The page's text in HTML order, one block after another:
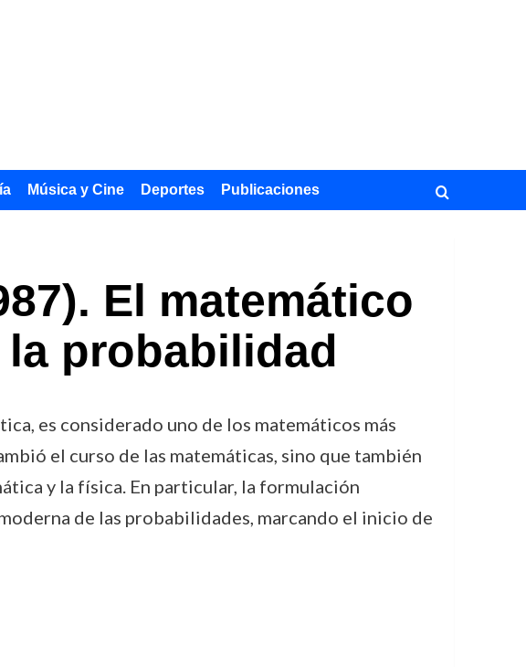
Música y Cine Deportes Publicaciones
El matemático
probabilidad
es considerado uno de los matemáticos más
el curso de las matemáticas, sino que también
y la física. En particular, la formulación
de las probabilidades, marcando el inicio de